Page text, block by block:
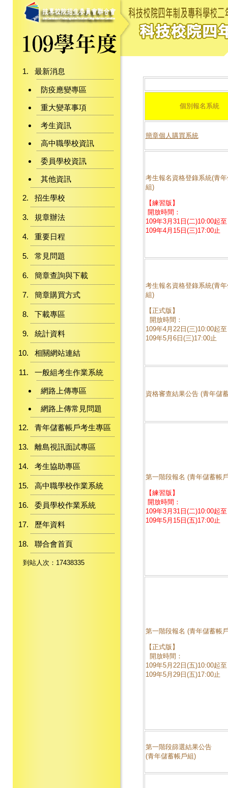
最新消息
防疫應變專區
重大變革事項
考生資訊
高中職學校資訊
委員學校資訊
其他資訊
招生學校
規章辦法
重要日程
常見問題
簡章查詢與下載
簡章購買方式
下載專區
統計資料
相關網站連結
一般組考生作業系統
網路上傳專區
網路上傳常見問題
青年儲蓄帳戶考生專區
離島視訊面試專區
考生協助專區
高中職學校作業系統
委員學校作業系統
歷年資料
聯合會首頁
到站人次：17438335
個別報名系統
簡章個人購買系統
考生報名資格登錄系統(青
組)
【練習版】
開放時間：
109年3月31日(二)10:00起至
109年4月15日(三)17:00止
考生報名資格登錄系統(青
組)
【正式版】
開放時間：
109年4月22日(三)10:00起至
109年5月6日(三)17:00止
資格審查結果公告 (青年儲
第一階段報名 (青年儲蓄帳
【練習版】
開放時間：
109年3月31日(二)10:00起至
109年5月15日(五)17:00止
第一階段報名 (青年儲蓄帳
【正式版】
開放時間：
109年5月22日(五)10:00起至
109年5月29日(五)17:00止
第一階段篩選結果公告
(青年儲蓄帳戶組)